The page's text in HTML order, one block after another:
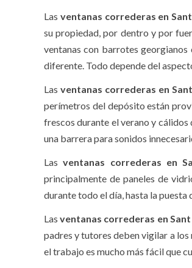
Las ventanas correderas en
su propiedad, por dentro y por
ventanas con barrotes georgianos
diferente. Todo depende del
Las ventanas correderas en
perímetros del depósito están
frescos durante el verano y
una barrera para sonidos
Lasventanas correderas en
principalmente de paneles de
durante todo el día, hasta la puesta
Lasventanas correderas en
padres y tutores deben vigilar a
el trabajo es mucho más fácil que